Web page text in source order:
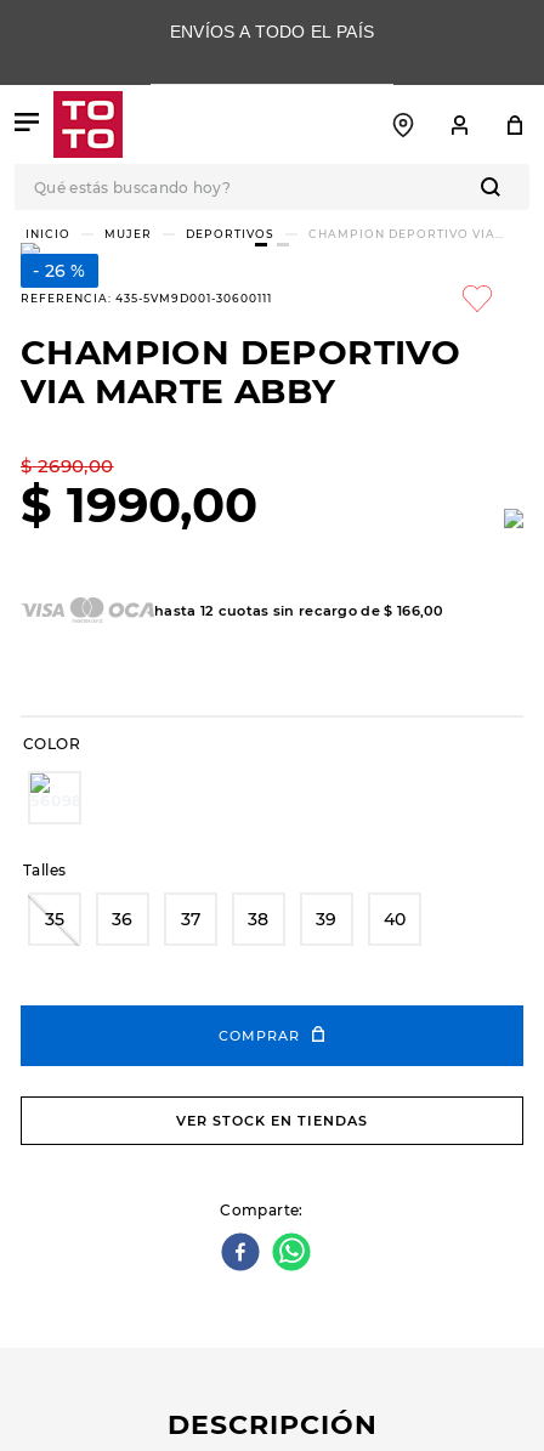
ENVÍOS A TODO EL PAÍS
MUJER DEPORTIVOS
CHAMPION DEPORTIVO VIA
26 %
REFERENCIA: 435-5VM9D001-30600111
CHAMPION DEPORTIVO
VIA MARTE ABBY
$ 2690,00
$ 1990,00
hasta 12 cuotas sin recargo de$ 166,00
COLOR
Talles
35 36 37 38 39 40
COMPRAR
VER STOCK EN TIENDAS
Comparte
DESCRIPCIÓN
TÉRMINOS MÁS
BUSCADOS
3.
skechers slip-ins